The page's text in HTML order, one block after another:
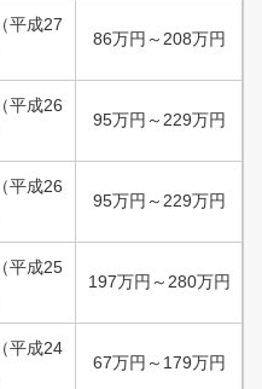
（平成27
86万円 ～ 208万円
（平成26
95万円 ～ 229万円
（平成26
95万円 ～ 229万円
（平成25
197万円 ～ 280万円
（平成24
67万円 ～ 179万円